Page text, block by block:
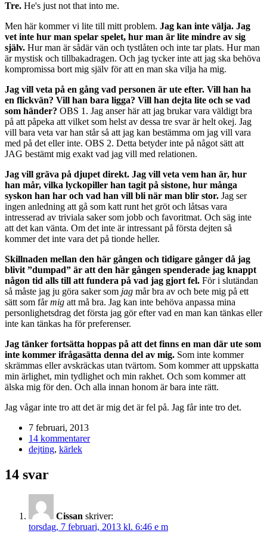
Tre. He's just not that into me.
Men här kommer vi lite till mitt problem. Jag kan inte välja. Jag
vet inte hur man spelar spelet, hur man är lite mindre av sig
själv. Hur man är sådär vän och tystlåten och inte tar plats. Hur man
är mystisk och tillbakadragen. Och jag tycker inte att jag ska behöva
kompromissa bort mig själv för att en man ska vilja ha mig.
Jag vill veta på en gång vad personen är ute efter. Vill han ha
en flickvän? Vill han bara ligga? Vill han dejta lite och se vad
som händer? OBS 1. Jag anser här att jag brukar vara väldigt bra
på att påpeka att vilket som helst av dessa tre svar är helt okej. Jag
vill bara veta var han står så att jag kan bestämma om jag vill vara
med på det eller inte. OBS 2. Detta betyder inte på något sätt att
JAG bestämt mig exakt vad jag vill med relationen.
Jag vill gräva på djupet direkt. Jag vill veta vem han är, hur
han mår, vilka lyckopiller han tagit på sistone, hur många
syskon han har och vad han vill bli när man blir stor. Jag ser
ingen anledning att gå som katt runt het gröt och låtsas vara
intresserad av triviala saker som jobb och favoritmat. Och säg inte
att det kan vänta. Om det inte är intressant på första dejten så
kommer det inte vara det på tionde heller.
Skillnaden mellan den här gången och tidigare gånger då jag
blivit ”dumpad” är att den här gången spenderade jag knappt
någon tid alls till att fundera på vad jag gjort fel. För i slutändan
så måste jag ju göra saker som jag mår bra av och bete mig på ett
sätt som fårmig att må bra. Jag kan inte behöva anpassa mina
personlighetsdrag det första jag gör efter vad en man kan tänkas eller
inte kan tänkas ha för preferenser.
Jag tänker fortsätta hoppas på att det finns en man där ute som
inte kommer ifrågasätta denna del av mig. Som inte kommer
skrämmas eller avskräckas utan tvärtom. Som kommer att uppskatta
min ärlighet, min tydlighet och min rakhet. Och som kommer att
älska mig för den. Och alla innan honom är bara inte rätt.
Jag vågar inte tro att det är mig det är fel på. Jag får inte tro det.
7 februari, 2013
14 kommentarer
dejting, kärlek
14 svar
Cissan skriver:
torsdag, 7 februari, 2013 kl. 6:46 e m